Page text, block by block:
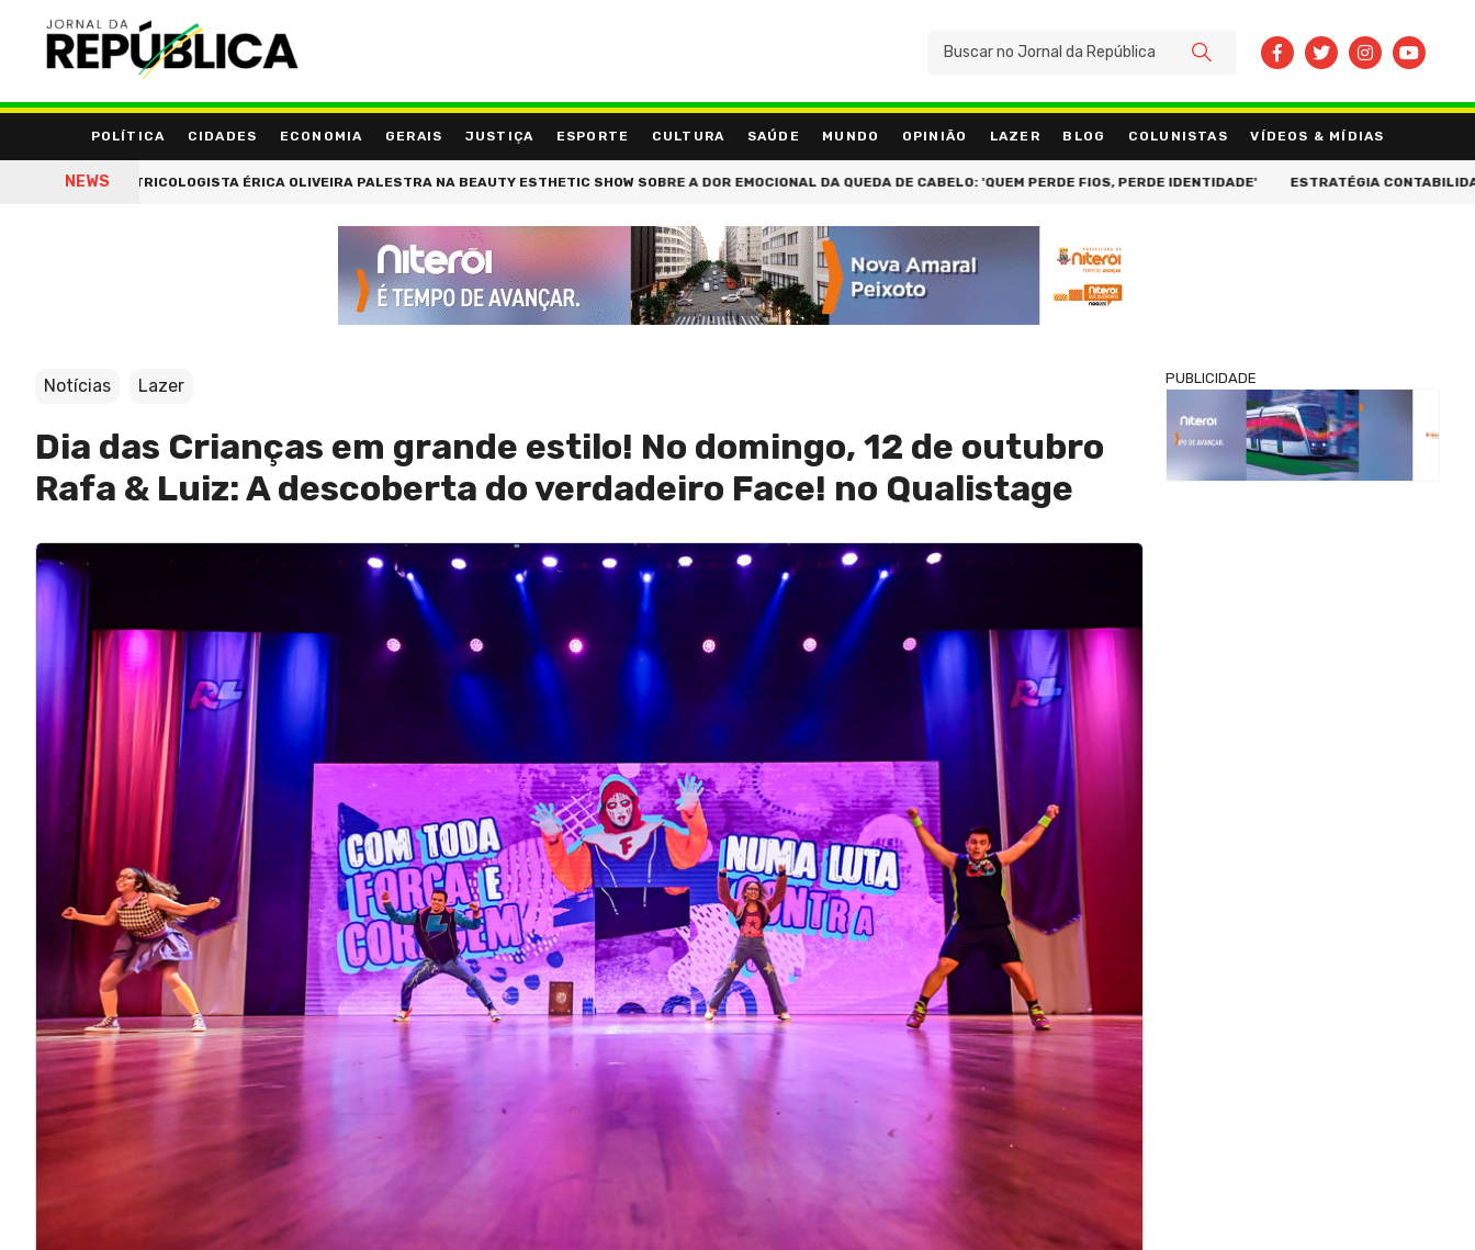
POLÍTICA CIDADES ECONOMIA GERAIS JUSTIÇA ESPORTE CULTURA SAÚDE MUNDO OPINIÃO LAZER BLOG COLUNISTAS VÍDEOS & MÍDIAS
NEWS
TRICOLOGISTA ÉRICA OLIVEIRA PALESTRA NA BEAUTY ESTHETIC SHOW SOBRE A DOR EMOCIONAL DA QUEDA DE CABELO: 'QUEM PERDE FIOS, PERDE IDENTIDADE' ESTRATÉGIA CONTABILIDADE
BUSCAR
Notícias Lazer
Dia das Crianças em grande estilo! No domingo, 12 de outubro
Rafa & Luiz: A descoberta do verdadeiro Face! no Qualistage
PUBLICIDADE